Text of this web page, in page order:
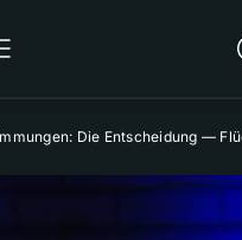
Die Entscheidung —